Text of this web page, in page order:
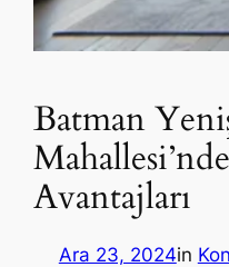
Batman
Avantajları
Ara 23, 2024in